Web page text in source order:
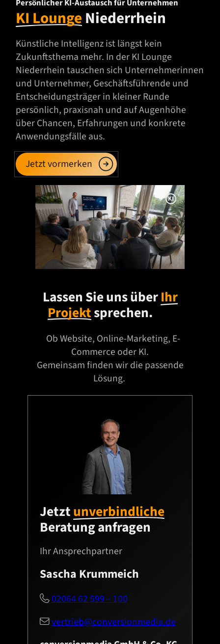
Persönlicher KI-Austausch für Unternehmen
KI Lounge Niederrhein
Künstliche Intelligenz ist längst kein
Zukunftsthema mehr. In der KI Lounge
Niederrhein tauschen sich Unternehmerinnen
und Unternehmer, Geschäftsführende und
Entscheidungsträger in kleiner Runde
persönlich, praxisnah und auf Augenhöhe
über Chancen, Erfahrungen und konkrete
Anwendungsfälle aus.
Jetzt vormerken
I
n
f
o
r
m
t
n
u
g
e
Lassen Sie uns überIhr
Projektsprechen.
Ob Website, Online-Marketing, E-
Commerce oder KI.
Gemeinsam finden wir die passende
Lösung.
Jetztunverbindliche
Beratung anfragen
Ihr Ansprechpartner
Sascha Krummeich
 02064 62 599 – 100
 vertrieb@conversionmedia.de